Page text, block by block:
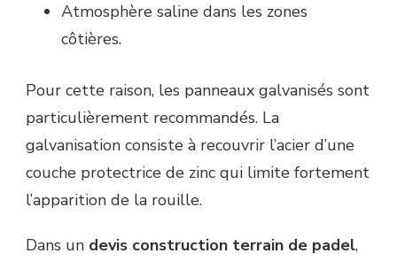
Atmosphère saline dans les zones
côtières.
Pour cette raison, les panneaux galvanisés sont
particulièrement recommandés. La
galvanisation consiste à recouvrir l’acier d’une
couche protectrice de zinc qui limite fortement
l’apparition de la rouille.
Dans un devis construction terrain de padel,